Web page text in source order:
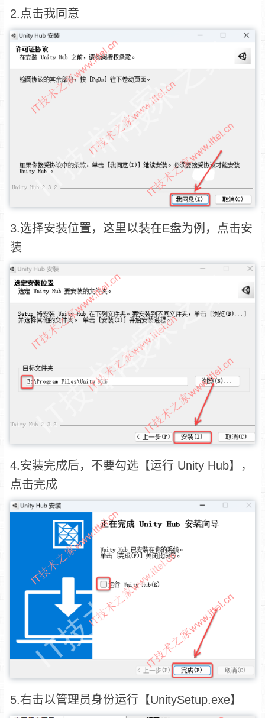
2.点击我同意
3.选择安装位置，这里以装在E盘为例，点击安
装
4.安装完成后，不要勾选【运行 Unity Hub】，
点击完成
5.右击以管理员身份运行【UnitySetup.exe】